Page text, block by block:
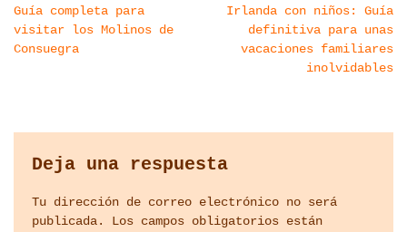
Guía completa para
visitar los Molinos de
Consuegra
Irlanda con niños: Guía
definitiva para unas
vacaciones familiares
inolvidables
Deja una respuesta
Tu dirección de correo electrónico no será
publicada.
Los campos obligatorios están